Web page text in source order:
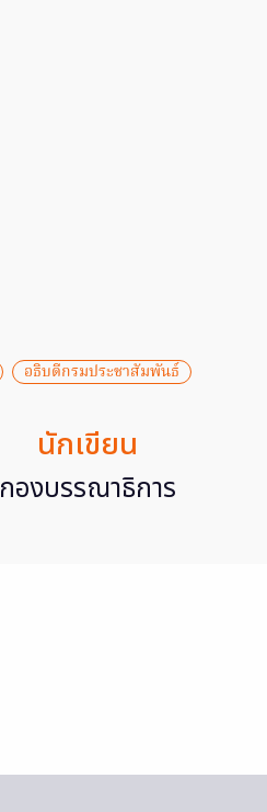
อธิบดีกรมประชาสัมพันธ์
นักเขียน
กองบรรณาธิการ